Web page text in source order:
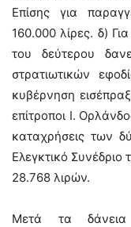
Επίσης για
160.000 λίρες. δ)
του δεύτερου
στρατιωτικών
κυβέρνηση
επίτροποι Ι.
καταχρήσεις των
Ελεγκτικό
28.768 λιρών.
Μετά τα